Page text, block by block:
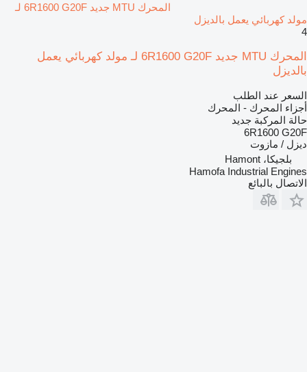
المحرك MTU جديد 6R1600 G20F لـ
مولد كهربائي يعمل بالديزل
4
المحرك MTU جديد 6R1600 G20F لـ مولد كهربائي يعمل
بالديزل
السعر عند الطلب
أجزاء المحرك - المحرك
حالة المركبة جديد
6R1600 G20F
ديزل / مازوت
بلجيكا، Hamont
Hamofa Industrial Engines
الاتصال بالبائع